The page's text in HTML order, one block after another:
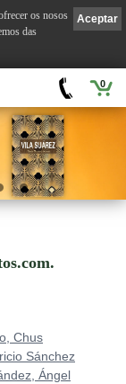
0
Chus
Sánchez
Ángel
Aceptar
os nosos
das